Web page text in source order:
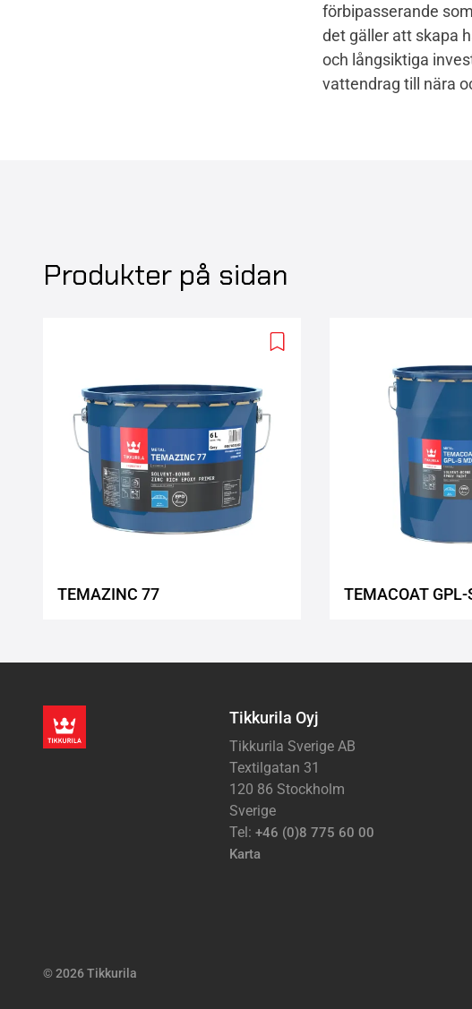
förbipasserande
det gäller att skapa
och långsiktiga
vattendrag till nära
Produkter på sidan
Add
TEMAZINC 77 TEMACOAT GPL-
Tikkurila Oyj
Tikkurila Sverige AB
Textilgatan 31
120 86 Stockholm
Sverige
Tel: +46 (0)8 775 60 00
Karta
© 2026 Tikkurila